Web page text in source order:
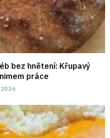
bez hnětení: Křupavý
práce